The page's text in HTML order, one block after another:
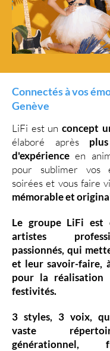
Connectés à vos
Genève
LiFi est unconcept
élaboré après
d'expérience en
pour sublimer vos
soirées et vous faire
mémorable et
Le groupe LiFi est
artistes
passionnés, qui
et leursavoir-faire,
pour la réalisation
festivités.
3 styles, 3 voix,
vaste
générationnel,